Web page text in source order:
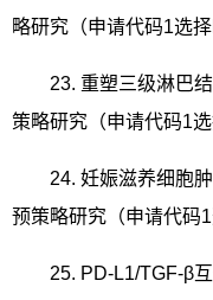
略研究（申请代码1选择
23. 重塑三级淋巴
策略研究（申请代码1
24. 妊娠滋养细胞
预策略研究（申请代码1
25. PD-L1/TGF-β